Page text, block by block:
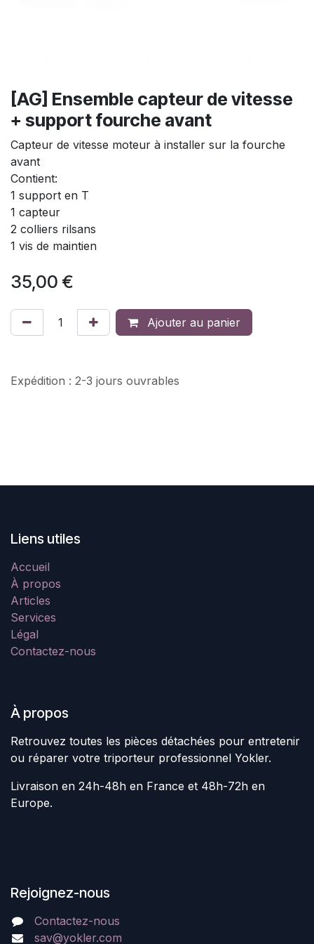
[AG] Ensemble capteur de vitesse
+ support fourche avant
Capteur de vitesse moteur à installer sur la fourche
avant
Contient:
1 support en T
1 capteur
2 colliers rilsans
1 vis de maintien
35,00 €
Ajouter au panier
Expédition : 2-3 jours ouvrables
Liens utiles
Accueil
À propos
Articles
Services
Légal
Contactez-nous
À propos
Retrouvez toutes les pièces détachées pour entretenir
ou réparer votre triporteur professionnel Yokler.
Livraison en 24h-48h en France et 48h-72h en
Europe.
Rejoignez-nous
Contactez-nous
sav@yokler.com